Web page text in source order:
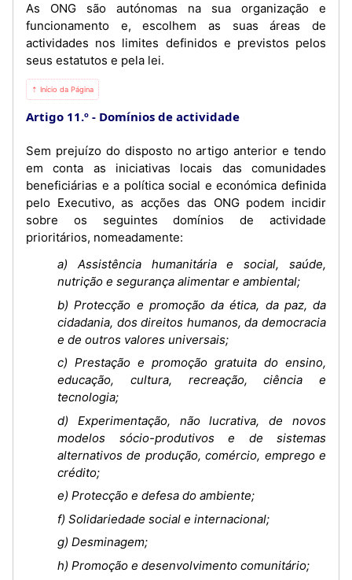
As ONG são autónomas na sua organização e
funcionamento e, escolhem as suas áreas de
actividades nos limites definidos e previstos pelos
seus estatutos e pela lei.
⇡ Início da Página
Artigo 11.º Domínios de actividade
Sem prejuízo do disposto no artigo anterior e tendo
em conta as iniciativas locais das comunidades
beneficiárias e a política social e económica definida
pelo Executivo, as acções das ONG podem incidir
sobre os seguintes domínios de actividade
prioritários, nomeadamente:
a) Assistência humanitária e social, saúde,
nutrição e segurança alimentar e ambiental;
b) Protecção e promoção da ética, da paz, da
cidadania, dos direitos humanos, da democracia
e de outros valores universais;
c) Prestação e promoção gratuita do ensino,
educação, cultura, recreação, ciência e
tecnologia;
d) Experimentação, não lucrativa, de novos
modelos sócio-produtivos e de sistemas
alternativos de produção, comércio, emprego e
crédito;
e) Protecção e defesa do ambiente;
f) Solidariedade social e internacional;
g) Desminagem;
h) Promoção e desenvolvimento comunitário;